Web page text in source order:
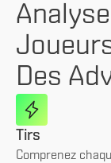
Des
Tirs
Comprenez